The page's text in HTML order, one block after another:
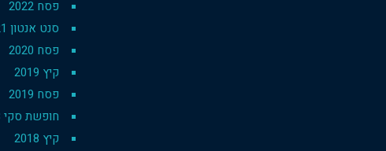
פסח 2022
סנט אנטון 2021
פסח 2020
קיץ 2019
פסח 2019
חופשת סקי 2019-18
קיץ 2018